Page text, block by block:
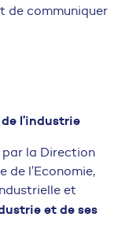
de communiquer
l’industrie
par la Direction
de l’Economie,
et
et de ses